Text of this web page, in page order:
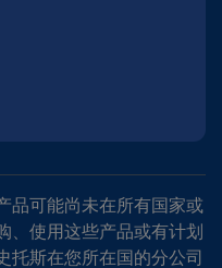
品可能尚未在所有国家或
、使用这些产品或有计划
托斯在您所在国的分公司